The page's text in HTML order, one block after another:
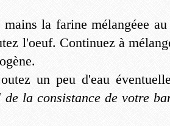
mains la farine mélangéee
l'oeuf. Continuez à
un peu d'eau
la consistance de votre